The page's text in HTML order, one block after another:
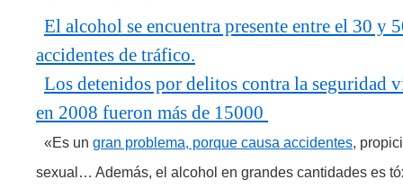
El alcohol se encuentra presente entre el 30 y
accidentes de tráfico.
Los detenidos por delitos contra la seguridad
en 2008 fueron más de 15000
«Es un gran problema, porque causa accidentes,
sexual… Además, el alcohol en grandes cantidades es